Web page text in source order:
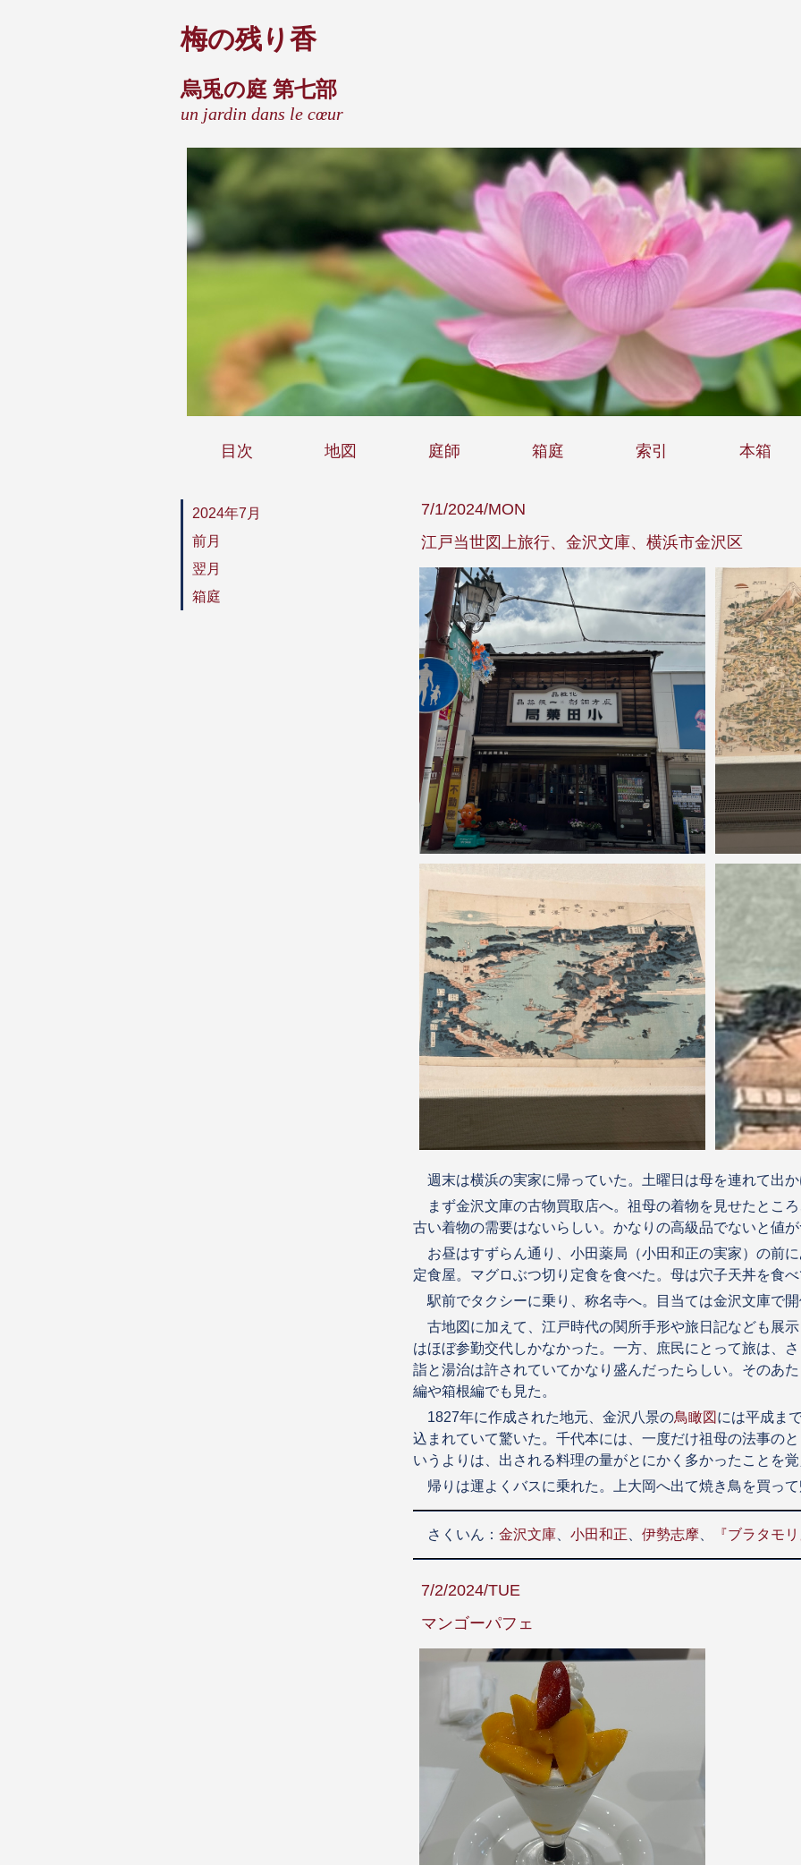
梅の残り香
烏兎の庭 第七部
un jardin dans le cœur
目次 地図 庭師 箱庭 索引 本箱
2024年7月
前月
翌月
箱庭
7/1/2024/MON
江戸当世図上旅行、金沢文庫、横浜市金沢区
週末は横浜の実家に帰っていた。土曜日は母を連れて出
まず金沢文庫の古物買取店へ。祖母の着物を見せたとこ
古い着物の需要はないらしい。かなりの高級品でないと値
お昼はすずらん通り、小田薬局（小田和正の実家）の前
定食屋。マグロぶつ切り定食を食べた。母は穴子天丼を食
駅前でタクシーに乗り、称名寺へ。目当ては金沢文庫で
古地図に加えて、江戸時代の関所手形や旅日記なども展
はほぼ参勤交代しかなかった。一方、庶民にとって旅は、
詣と湯治は許されていてかなり盛んだったらしい。そのあ
編や箱根編でも見た。
1827年に作成された地元、金沢八景の鳥瞰図 には平成ま
込まれていて驚いた。千代本には、一度だけ祖母の法事の
いうよりは、出される料理の量がとにかく多かったことを
帰りは運よくバスに乗れた。上大岡へ出て焼き鳥を買っ
さくいん： 金沢文庫 小田和正 伊勢志摩 『ブラタモ
7/2/2024/TUE
マンゴーパフェ